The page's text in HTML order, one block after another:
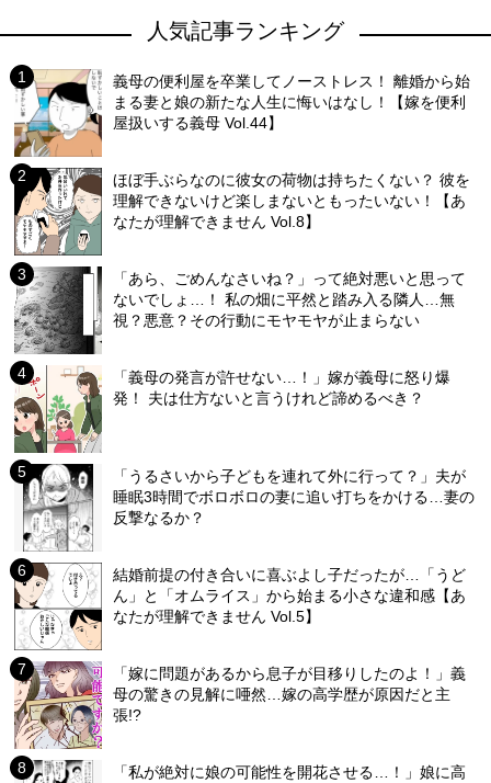
人気記事ランキング
義母の便利屋を卒業してノーストレス！ 離婚から始
まる妻と娘の新たな人生に悔いはなし！【嫁を便利
屋扱いする義母 Vol.44】
ほぼ手ぶらなのに彼女の荷物は持ちたくない？ 彼を
理解できないけど楽しまないともったいない！【あ
なたが理解できません Vol.8】
「あら、ごめんなさいね？」って絶対悪いと思って
ないでしょ…！ 私の畑に平然と踏み入る隣人…無
視？悪意？その行動にモヤモヤが止まらない
「義母の発言が許せない…！」嫁が義母に怒り爆
発！ 夫は仕方ないと言うけれど諦めるべき？
「うるさいから子どもを連れて外に行って？」夫が
睡眠3時間でボロボロの妻に追い打ちをかける…妻の
反撃なるか？
結婚前提の付き合いに喜ぶよし子だったが…「うど
ん」と「オムライス」から始まる小さな違和感【あ
なたが理解できません Vol.5】
「嫁に問題があるから息子が目移りしたのよ！」義
母の驚きの見解に唖然…嫁の高学歴が原因だと主
張!?
「私が絶対に娘の可能性を開花させる…！」娘に高